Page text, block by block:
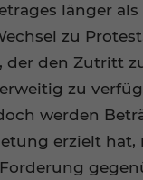
länger
zu
den Zutritt
zu
werden
erzielt